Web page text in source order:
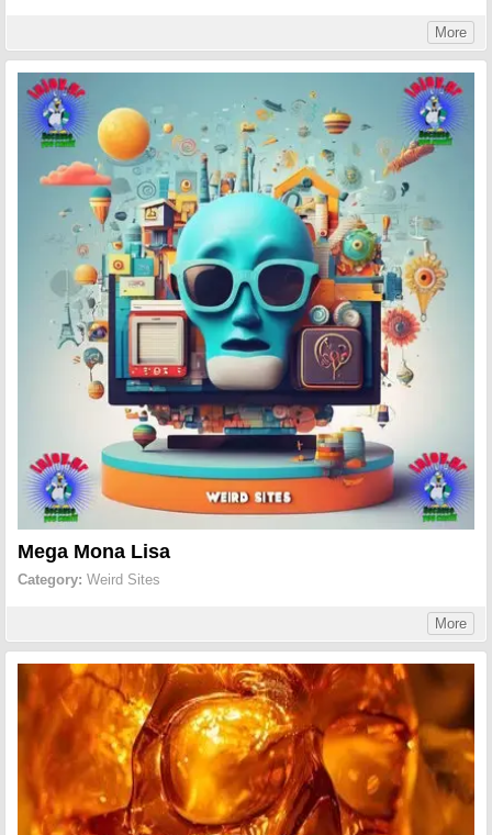
More
Mega Mona Lisa
Category: Weird Sites
More